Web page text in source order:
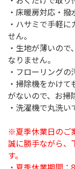
・床暖房対応・撥
・ハサミで手軽
せん。
・生地が薄いの
なりません。
・フローリングの
・掃除機をかけ
がないので、お掃
・洗濯機で丸洗い
※夏季休業日のご
誠に勝手ながら、
す。